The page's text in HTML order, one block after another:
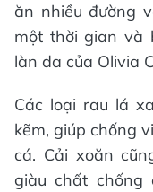
ăn nhiều đường
một thời gian và
kẽm, giúp chống
cá. Cải xoăn
giàu chất